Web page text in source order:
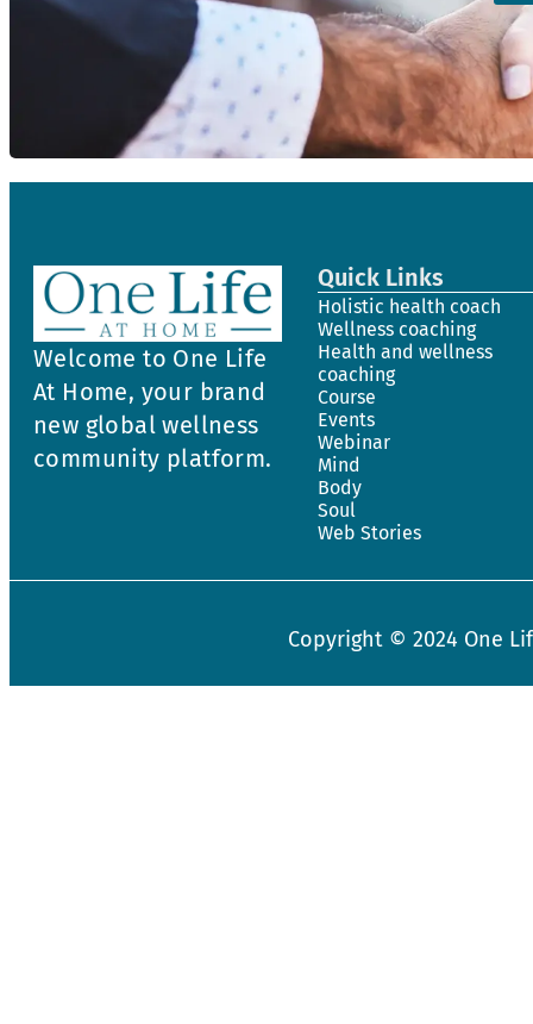
Welcome to One Life
At Home, your brand
new global wellness
community platform.
Quick Links
Holistic health coach
Wellness coaching
Health and wellness
coaching
Course
Events
Webinar
Mind
Body
Soul
Web Stories
Copyright © 2024 One